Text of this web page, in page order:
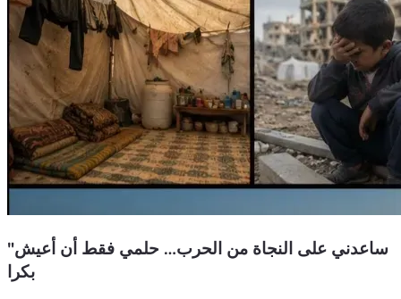
"ساعدني على النجاة من الحرب… حلمي فقط أن أعيش
بكرا